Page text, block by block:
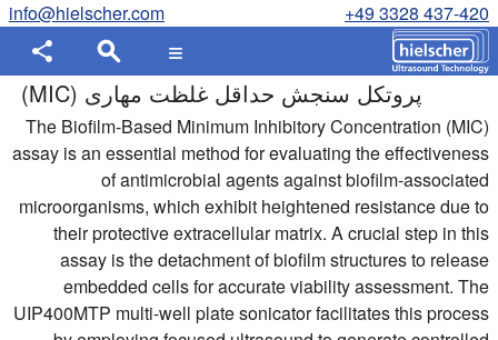
+49 3328 437-420
info@hielscher.com
پروتکل سنجش حداقل غلظت مهاری (MIC)
The Biofilm-Based Minimum Inhibitory Concentration (MIC)
assay is an essential method for evaluating the effectiveness
of antimicrobial agents against biofilm-associated
microorganisms, which exhibit heightened resistance due to
their protective extracellular matrix. A crucial step in this
assay is the detachment of biofilm structures to release
embedded cells for accurate viability assessment. The
UIP400MTP multi-well plate sonicator facilitates this process